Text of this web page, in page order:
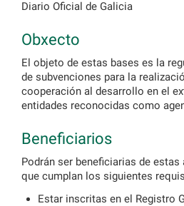
Diario Oficial de Galicia
Obxecto
El objeto de estas bases es la
de subvenciones para la
cooperación al desarrollo en el
entidades reconocidas como
Beneficiarios
Podrán ser beneficiarias de estas
que cumplan los siguientes
Estar inscritas en el Registro